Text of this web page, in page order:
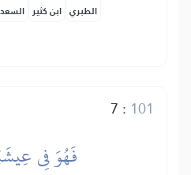
ابن كثير الطبري
7 : 101
فَهُوَ فِي